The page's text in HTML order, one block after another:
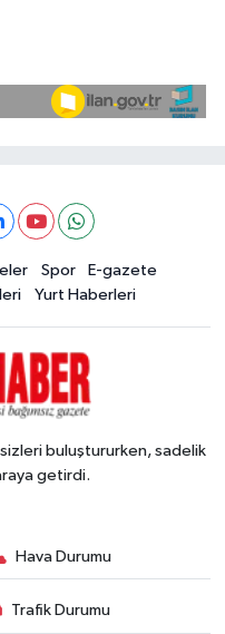
Spor
E-gazete
Yurt Haberleri
buluştururken, sadelik
getirdi.
Hava Durumu
Trafik Durumu